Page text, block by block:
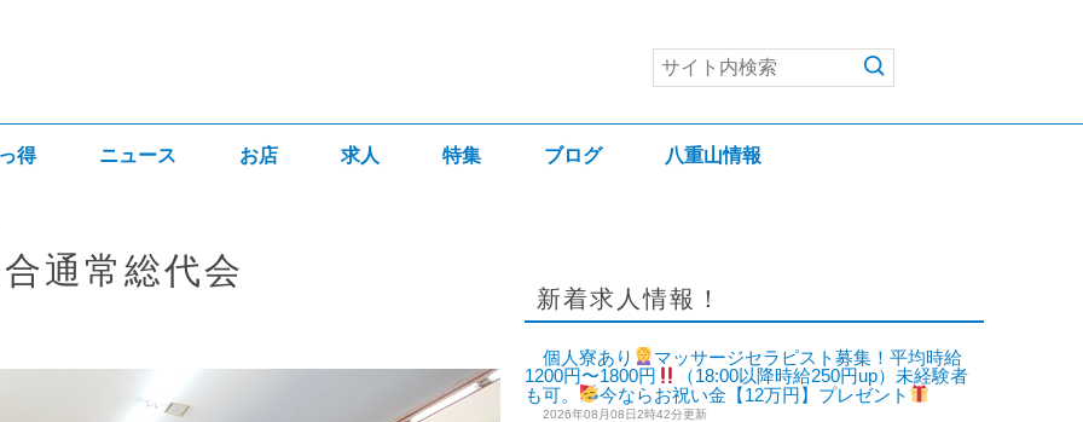
得 ニュース お店 求人 特集 ブログ 八重山情報
通常総代会
新着求人情報！
個人寮あり
マッサージセラピスト募集！平均時給
1200円〜1800円
（18:00以降時給250円up）未経験者
も可。
今ならお祝い金【12万円】プレゼント
2026年08月08日2時42分更新